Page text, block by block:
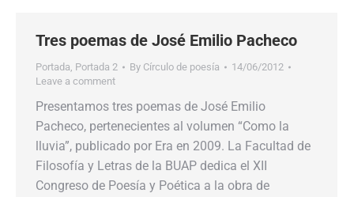
Tres poemas de José Emilio Pacheco
Portada, Portada 2 By Círculo de poesía
14/06/2012
Leave a comment
Presentamos tres poemas de José Emilio
Pacheco, pertenecientes al volumen “Como la
lluvia”, publicado por Era en 2009. La Facultad de
Filosofía y Letras de la BUAP dedica el XII
Congreso de Poesía y Poética a la obra de